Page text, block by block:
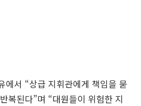
에서 “상급 지휘관에게 책임을 묻
복된다”며 “대원들이 위험한 지